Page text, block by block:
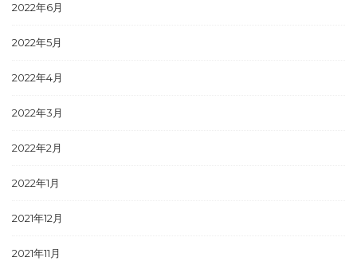
2022年6月
2022年5月
2022年4月
2022年3月
2022年2月
2022年1月
2021年12月
2021年11月